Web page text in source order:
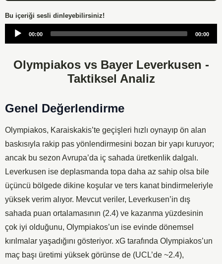
Bu içeriği sesli dinleyebilirsiniz!
Audio
00:00 00:00
Olympiakos vs Bayer Leverkusen -
Taktiksel Analiz
Genel Değerlendirme
Olympiakos, Karaiskakis’te geçişleri hızlı oynayıp ön alan
baskısıyla rakip pas yönlendirmesini bozan bir yapı kuruyor;
ancak bu sezon Avrupa’da iç sahada üretkenlik dalgalı.
Leverkusen ise deplasmanda topa daha az sahip olsa bile
üçüncü bölgede dikine koşular ve ters kanat bindirmeleriyle
yüksek verim alıyor. Mevcut veriler, Leverkusen’in dış
sahada puan ortalamasının (2.4) ve kazanma yüzdesinin
çok iyi olduğunu, Olympiakos’un ise evinde dönemsel
kırılmalar yaşadığını gösteriyor. xG tarafında Olympiakos’un
maç başı üretimi yüksek görünse de (UCL’de ~2.4),